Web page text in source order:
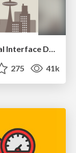
Learning to Love Humans: Emotional Interface Design
275 41k